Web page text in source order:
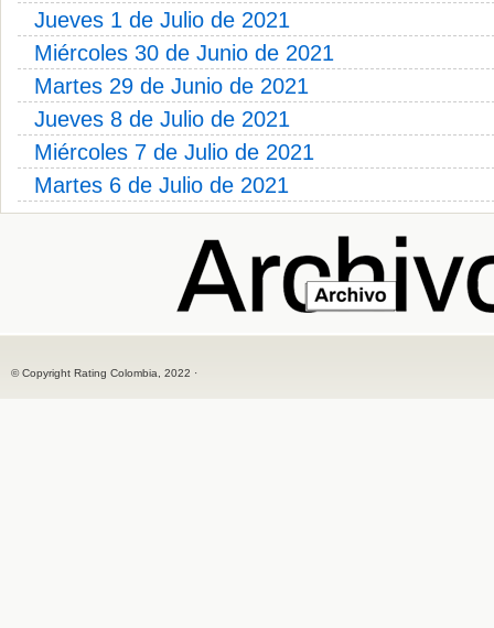
Jueves 1 de Julio de 2021
Miércoles 30 de Junio de 2021
Martes 29 de Junio de 2021
Jueves 8 de Julio de 2021
Miércoles 7 de Julio de 2021
Martes 6 de Julio de 2021
© Copyright Rating Colombia, 2022 ·